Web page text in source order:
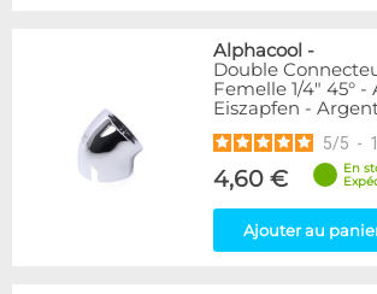
Alphacool -
Double
Femelle 1/4" 45° -
Eiszapfen -
5/5 - 1
4,60 €
En
Ajouter au